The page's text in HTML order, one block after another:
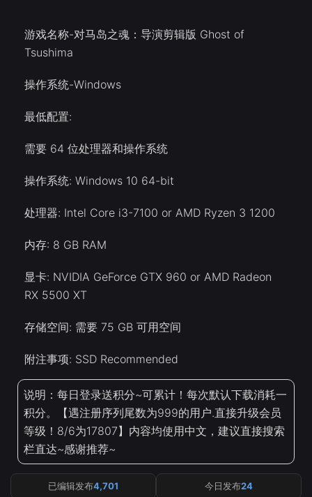
游戏名称-对马岛之魂：导演剪辑版 Ghost of
Tsushima
操作系统-Windows
最低配置:
需要 64 位处理器和操作系统
操作系统: Windows 10 64-bit
处理器: Intel Core i3-7100 or AMD Ryzen 3 1200
内存: 8 GB RAM
显卡: NVIDIA GeForce GTX 960 or AMD Radeon
RX 5500 XT
存储空间: 需要 75 GB 可用空间
附注事项: SSD Recommended
说明：每日登录送积分~可累计！每次默认下载消耗一
积分。【遇注册序列尾数为999的用户.直接升级会员
等级！8/6为17807】内容均使用中文，建议直接搜索
栏直达~感谢推荐~
已编辑发布4,701 今日发布24